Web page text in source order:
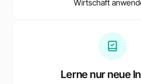
Wirtschaft
Lerne nur neue